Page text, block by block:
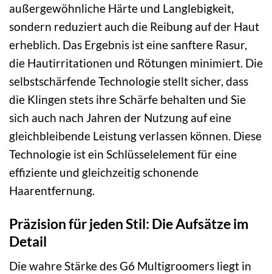
außergewöhnliche Härte und Langlebigkeit,
sondern reduziert auch die Reibung auf der Haut
erheblich. Das Ergebnis ist eine sanftere Rasur,
die Hautirritationen und Rötungen minimiert. Die
selbstschärfende Technologie stellt sicher, dass
die Klingen stets ihre Schärfe behalten und Sie
sich auch nach Jahren der Nutzung auf eine
gleichbleibende Leistung verlassen können. Diese
Technologie ist ein Schlüsselelement für eine
effiziente und gleichzeitig schonende
Haarentfernung.
Präzision für jeden Stil: Die Aufsätze im
Detail
Die wahre Stärke des G6 Multigroomers liegt in